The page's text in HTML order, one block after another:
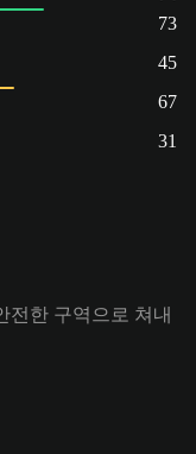
73
45
67
31
전한 구역으로 쳐내